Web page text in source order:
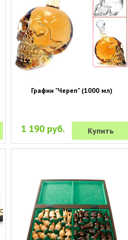
Графин "Череп" (1000 мл)
1 190 руб. Купить